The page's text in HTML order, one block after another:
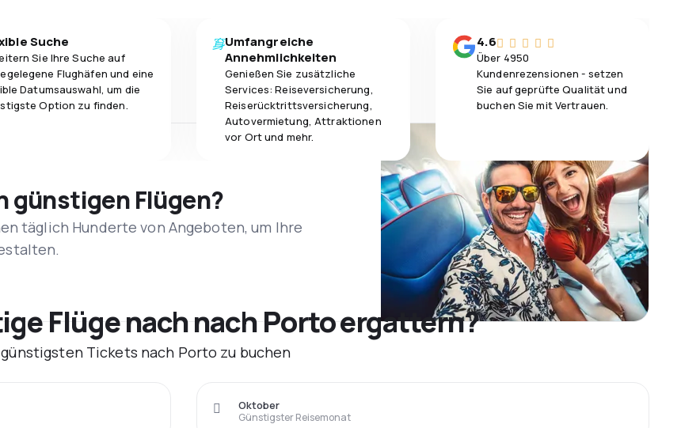
Suche
Sie Ihre Suche auf
Flughäfen und eine
Datumsauswahl, um die
Option zu finden.
Umfangreiche
Annehmlichkeiten
Genießen Sie zusätzliche
Services: Reiseversicherung,
Reiserücktrittsversicherung,
Autovermietung, Attraktionen
vor Ort und mehr.
4.6
Über 4950
Kundenrezensionen - setzen
Sie auf geprüfte Qualität und
buchen Sie mit Vertrauen.
günstigen Flügen?
täglich Hunderte von Angeboten, um Ihre
Flüge nach nach Porto ergattern?
Tickets nach Porto zu buchen
Günstigster Reisemonat
Oktober